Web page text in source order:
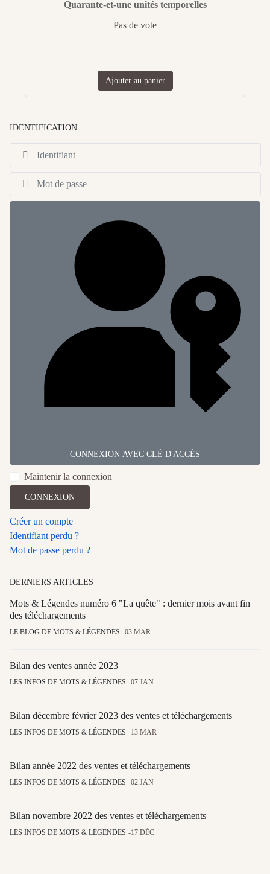
Quarante-et-une unités temporelles
Pas de vote
Ajouter au panier
IDENTIFICATION
CONNEXION AVEC CLÉ D'ACCÈS
Maintenir la connexion
CONNEXION
Créer un compte
Identifiant perdu ?
Mot de passe perdu ?
DERNIERS ARTICLES
Mots & Légendes numéro 6 "La quête" : dernier mois avant fin
des téléchargements
LE BLOG DE MOTS & LÉGENDES 03.MAR
Bilan des ventes année 2023
LES INFOS DE MOTS & LÉGENDES 07.JAN
Bilan décembre février 2023 des ventes et téléchargements
LES INFOS DE MOTS & LÉGENDES 13.MAR
Bilan année 2022 des ventes et téléchargements
LES INFOS DE MOTS & LÉGENDES 02.JAN
Bilan novembre 2022 des ventes et téléchargements
LES INFOS DE MOTS & LÉGENDES 17.DÉC